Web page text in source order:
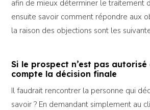
afin de mieux déterminer le traitement
ensuite savoir comment répondre aux
la raison des objections sont les
Si le prospect n’est pas
compte la décision finale
Il faudrait rencontrer la personne qui
savoir ? En demandant simplement au